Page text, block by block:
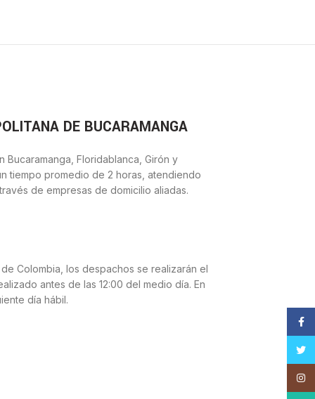
DE BUCARAMANGA
Floridablanca, Girón y
tiempo promedio de 2 horas, atendiendo
de empresas de domicilio aliadas.
Colombia, los despachos se realizarán el
antes de las 12:00 del medio día. En
día hábil.